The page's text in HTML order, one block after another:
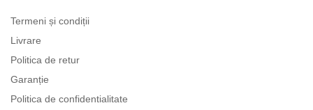
Termeni și condiții
Livrare
Politica de retur
Garanție
Politica de confidentialitate